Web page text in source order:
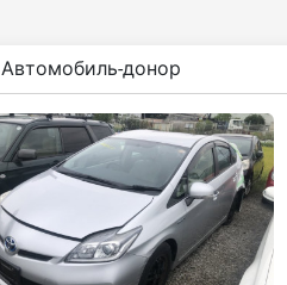
Автомобиль-донор